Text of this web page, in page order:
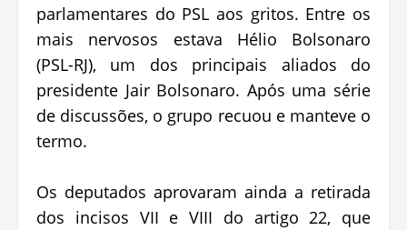
parlamentares do PSL aos gritos. Entre os
mais nervosos estava Hélio Bolsonaro
(PSL-RJ), um dos principais aliados do
presidente Jair Bolsonaro. Após uma série
de discussões, o grupo recuou e manteve o
termo.
Os deputados aprovaram ainda a retirada
dos incisos VII e VIII do artigo 22, que